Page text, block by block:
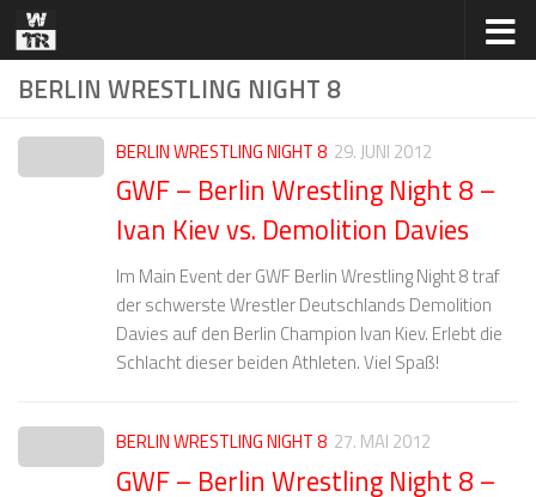
Zum Inhalt springen
BERLIN WRESTLING NIGHT 8
BERLIN WRESTLING NIGHT 8 29. JUNI 2012
GWF – Berlin Wrestling Night 8 –
Ivan Kiev vs. Demolition Davies
Im Main Event der GWF Berlin Wrestling Night 8 traf
der schwerste Wrestler Deutschlands Demolition
Davies auf den Berlin Champion Ivan Kiev. Erlebt die
Schlacht dieser beiden Athleten. Viel Spaß!
BERLIN WRESTLING NIGHT 8 27. MAI 2012
GWF – Berlin Wrestling Night 8 –